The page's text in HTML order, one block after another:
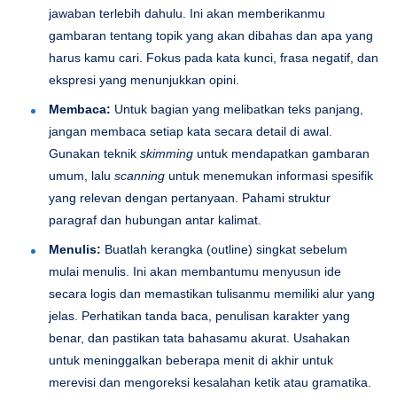
jawaban terlebih dahulu. Ini akan memberikanmu
gambaran tentang topik yang akan dibahas dan apa yang
harus kamu cari. Fokus pada kata kunci, frasa negatif, dan
ekspresi yang menunjukkan opini.
Membaca: Untuk bagian yang melibatkan teks panjang,
jangan membaca setiap kata secara detail di awal.
Gunakan teknik skimming untuk mendapatkan gambaran
umum, lalu scanning untuk menemukan informasi spesifik
yang relevan dengan pertanyaan. Pahami struktur
paragraf dan hubungan antar kalimat.
Menulis: Buatlah kerangka (outline) singkat sebelum
mulai menulis. Ini akan membantumu menyusun ide
secara logis dan memastikan tulisanmu memiliki alur yang
jelas. Perhatikan tanda baca, penulisan karakter yang
benar, dan pastikan tata bahasamu akurat. Usahakan
untuk meninggalkan beberapa menit di akhir untuk
merevisi dan mengoreksi kesalahan ketik atau gramatika.